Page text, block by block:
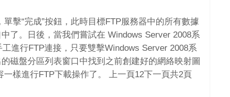
“完成”按鈕，此時目標FTP服務器中的所有數據
了。日後，當我們嘗試在 Windows Server 2008系
進行FTP連接，只要雙擊Windows Server 2008系
磁盤分區列表窗口中找到之前創建好的網絡映射圖
樣進行FTP下載操作了。 上一頁12下一頁共2頁